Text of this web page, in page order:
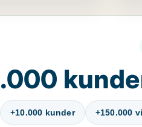
+10.000 kunder +150.000